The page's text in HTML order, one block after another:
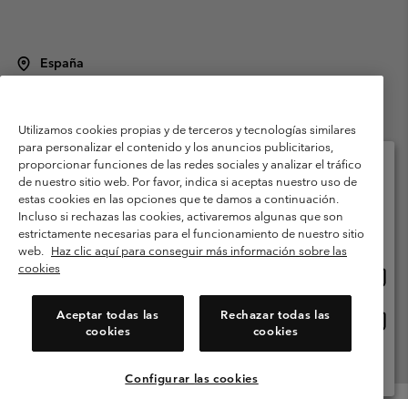
España
Condiciones de uso
Terminos de Venta
Garantía
Política de Privacidad
Términos y condiciones del programa de miembros
Términos De Uso Del Contenido Generado Por Los Usuarios
Impressum
Cookies Public CBCR
Utilizamos cookies propias y de terceros y tecnologías similares
para personalizar el contenido y los anuncios publicitarios,
proporcionar funciones de las redes sociales y analizar el tráfico
de nuestro sitio web. Por favor, indica si aceptas nuestro uso de
estas cookies en las opciones que te damos a continuación.
Incluso si rechazas las cookies, activaremos algunas que son
estrictamente necesarias para el funcionamiento de nuestro sitio
web. Haz clic aquí para conseguir más información sobre las
cookies
Aceptar todas las
cookies
Rechazar todas las
cookies
Configurar las cookies
Selecciona tu país e idioma envío
Compras en línea disponibles
línea
España
Ver Todos Los Países